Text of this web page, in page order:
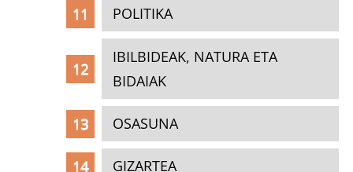
POLITIKA
IBILBIDEAK, NATURA ETA
BIDAIAK
OSASUNA
GIZARTEA